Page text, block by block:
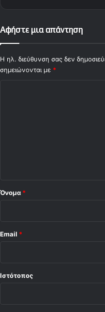
Αφήστε μια απάντηση
Η ηλ. διεύθυνση σας δεν
σημειώνονται με *
Όνομα *
Email *
Ιστότοπος